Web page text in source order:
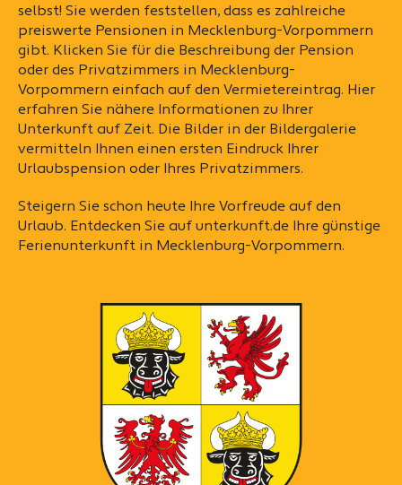
selbst! Sie werden feststellen, dass es zahlreiche
preiswerte Pensionen in Mecklenburg-Vorpommern
gibt. Klicken Sie für die Beschreibung der Pension
oder des Privatzimmers in Mecklenburg-
Vorpommern einfach auf den Vermietereintrag. Hier
erfahren Sie nähere Informationen zu Ihrer
Unterkunft auf Zeit. Die Bilder in der Bildergalerie
vermitteln Ihnen einen ersten Eindruck Ihrer
Urlaubspension oder Ihres Privatzimmers.
Steigern Sie schon heute Ihre Vorfreude auf den
Urlaub. Entdecken Sie auf unterkunft.de Ihre günstige
Ferienunterkunft in Mecklenburg-Vorpommern.